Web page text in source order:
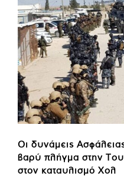
Οι δυνάμεις
βαρύ πλήγμα στην
στον καταυλισμό Χολ